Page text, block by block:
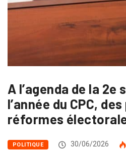
A l’agenda de la 2e
l’année du CPC,
réformes
POLITIQUE 30/06/2026